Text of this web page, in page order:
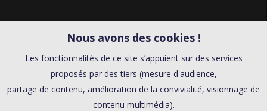
Nous avons des cookies !
Les fonctionnalités de ce site s’appuient sur des services
proposés par des tiers (mesure d'audience,
partage de contenu, amélioration de la convivialité, visionnage de
contenu multimédia).